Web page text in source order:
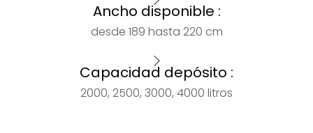
Ancho disponible :
desde 189 hasta 220 cm
Capacidad depósito :
2000, 2500, 3000, 4000 litros